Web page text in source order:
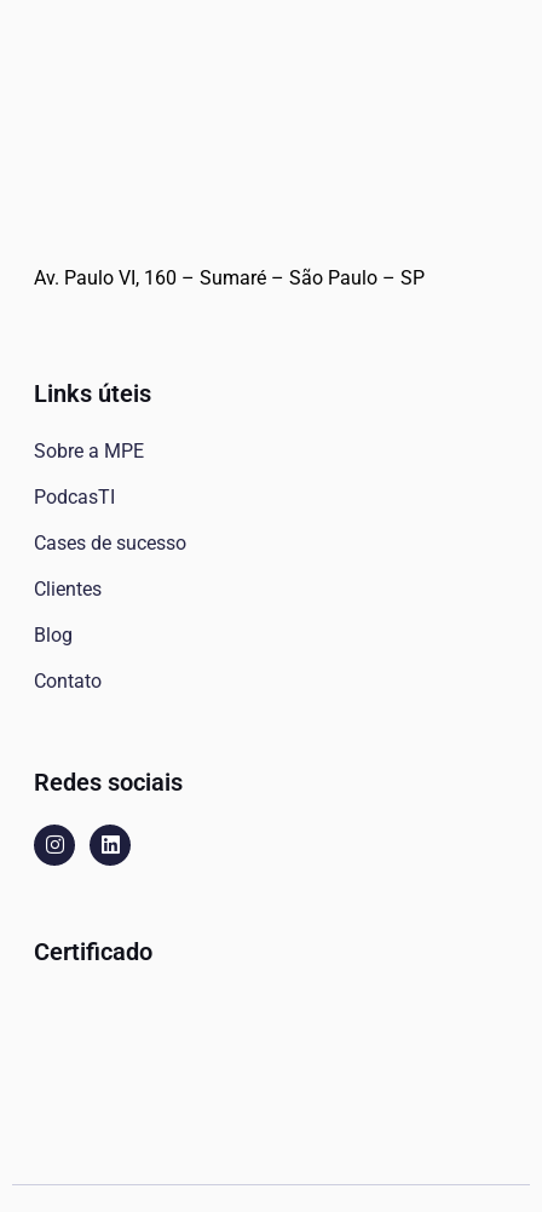
Av. Paulo VI, 160 – Sumaré – São Paulo – SP
Links úteis
Sobre a MPE
PodcasTI
Cases de sucesso
Clientes
Blog
Contato
Redes sociais
Certificado